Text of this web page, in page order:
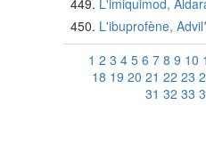
L'imiquimod,
L'ibuprofène,
1 2 3 4 5 6 7 8 9 10
18 19 20 21 22 23
31 32 33